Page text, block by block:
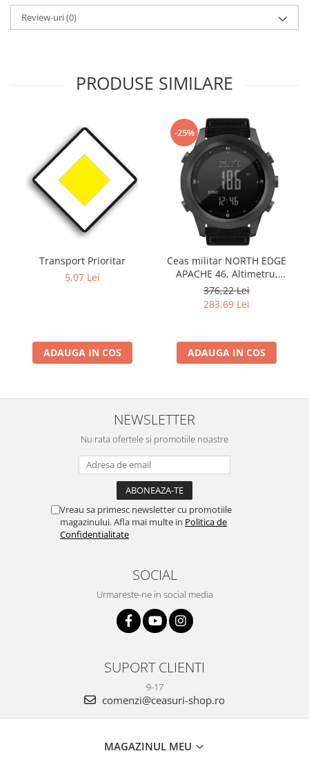
Review-uri(0)
PRODUSE SIMILARE
Transport Prioritar
5,07 Lei
ADAUGA IN COS
-25%
Ceas militar NORTH EDGE
APACHE 46, Altimetru,
Barometru, Cronometru,
Termometru, Pedometru,
Busola
376,22 Lei
283,69 Lei
ADAUGA IN COS
NEWSLETTER
Nu rata ofertele si promotiile noastre
Vreau sa primesc newsletter cu promotiile
magazinului. Afla mai multe in Politica de
Confidentialitate
SOCIAL
Urmareste-ne in social media
SUPORT CLIENTI
9-17
comenzi@ceasuri-shop.ro
MAGAZINUL MEU